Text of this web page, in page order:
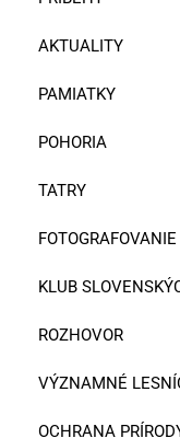
AKTUALITY
PAMIATKY
POHORIA
TATRY
FOTOGRAFOVANIE
KLUB
ROZHOVOR
VÝZNAMNÉ
OCHRANA